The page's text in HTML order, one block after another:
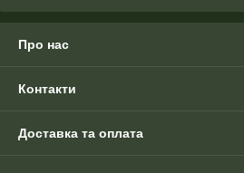
Про нас
Контакти
Доставка та оплата